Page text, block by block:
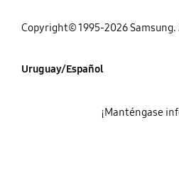
Copyright© 1995-2026
Uruguay/Español
¡Manténgase